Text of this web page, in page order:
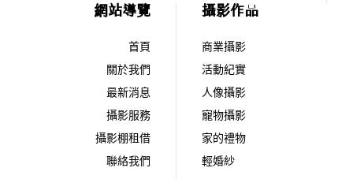
網站導覽
首頁
關於我們
最新消息
攝影服務
攝影棚租借
聯絡我們
攝影作品
商業攝影
活動紀實
人像攝影
寵物攝影
家的禮物
輕婚紗